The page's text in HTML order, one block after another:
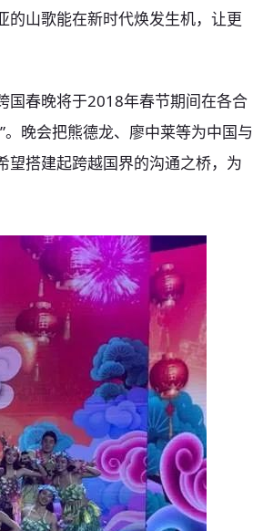
的山歌能在新时代焕发生机，让更
国春晚将于2018年春节期间在各合
晚会把熊德龙、廖中莱等为中国与
望搭建起跨越国界的沟通之桥，为